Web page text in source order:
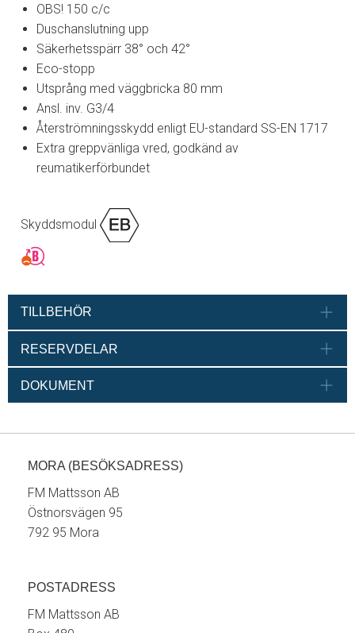
OBS! 150 c/c
Duschanslutning upp
Säkerhetsspärr 38° och 42°
Eco-stopp
Utsprång med väggbricka 80 mm
Ansl. inv. G3/4
Återströmningsskydd enligt EU-standard SS-EN 1717
Extra greppvänliga vred, godkänd av
reumatikerförbundet
Skyddsmodul
TILLBEHÖR
RESERVDELAR
DOKUMENT
MORA (BESÖKSADRESS)
FM Mattsson AB
Östnorsvägen 95
792 95 Mora
POSTADRESS
FM Mattsson AB